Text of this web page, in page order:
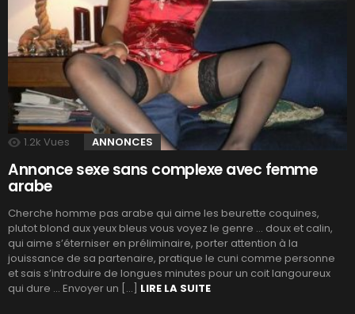
1.2k Vues ANNONCES
Annonce sexe sans complexe avec femme
arabe
Cherche homme pas arabe qui aime les beurette coquines,
plutot blond aux yeux bleus vous voyez le genre … doux et calin,
qui aime s’éterniser en préliminaire, porter attention à la
jouissance de sa partenaire, pratique le cuni comme personne
et sais s’introduire de longues minutes pour un coit langoureux
qui dure … Envoyer un […] LIRE LA SUITE